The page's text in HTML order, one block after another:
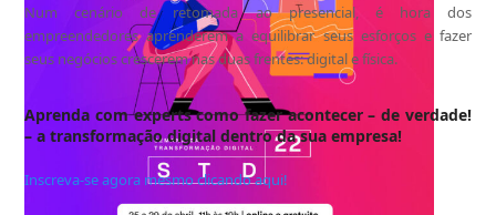
Num cenário de retomada ao presencial, é hora dos
empreendedores aprenderem a equilibrar seus esforços e fazer
seus negócios crescerem nas duas frentes: digital e física.
Aprenda com experts como fazer acontecer – de verdade!
– a transformação digital dentro da sua empresa!
Inscreva-se agora mesmo clicando aqui!